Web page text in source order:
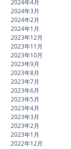
2024年4月
2024年3月
2024年2月
2024年1月
2023年12月
2023年11月
2023年10月
2023年9月
2023年8月
2023年7月
2023年6月
2023年5月
2023年4月
2023年3月
2023年2月
2023年1月
2022年12月